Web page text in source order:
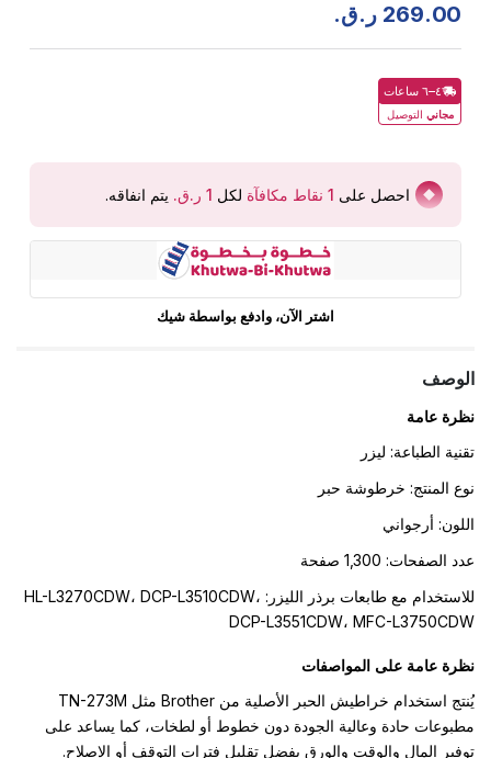
269.00 ر.ق.
٤–٦ ساعات
مجاني التوصيل
احصل على 1 نقاط مكافآة لكل يتم انفاقه.
اشتر الآن، وادفع بواسطة شيك
الوصف
نظرة عامة
تقنية الطباعة: ليزر
نوع المنتج: خرطوشة حبر
اللون: أرجواني
عدد الصفحات: 1,300 صفحة
للاستخدام مع طابعات برذر الليزر: HL-L3270CDW، DCP-L3510CDW،
DCP-L3551CDW، MFC-L3750CDW
نظرة عامة على المواصفات
يُنتج استخدام خراطيش الحبر الأصلية من Brother مثل TN-273M
مطبوعات حادة وعالية الجودة دون خطوط أو لطخات، كما يساعد على
توفير المال والوقت والورق بفضل تقليل فترات التوقف أو الإصلاح.